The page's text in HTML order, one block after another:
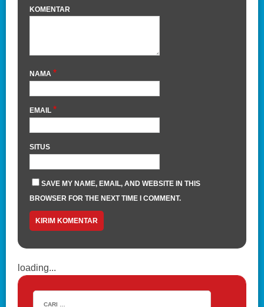
KOMENTAR
NAMA *
EMAIL *
SITUS
SAVE MY NAME, EMAIL, AND WEBSITE IN THIS
BROWSER FOR THE NEXT TIME I COMMENT.
loading...